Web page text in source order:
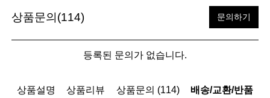
상품문의(114) 문의하기
등록된 문의가 없습니다.
상품설명 상품리뷰 상품문의 (114) 배송/교환/반품